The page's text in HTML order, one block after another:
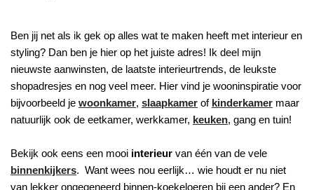
Ben jij net als ik gek op alles wat te maken heeft met interieur en
styling? Dan ben je hier op het juiste adres! Ik deel mijn
nieuwste aanwinsten, de laatste interieurtrends, de leukste
shopadresjes en nog veel meer. Hier vind je wooninspiratie voor
bijvoorbeeld je woonkamer, slaapkamer of kinderkamer maar
natuurlijk ook de eetkamer, werkkamer, keuken, gang en tuin!
Bekijk ook eens een mooi interieur van één van de vele
binnenkijkers. Want wees nou eerlijk… wie houdt er nu niet
van lekker ongegeneerd binnen-koekeloeren bij een ander? En